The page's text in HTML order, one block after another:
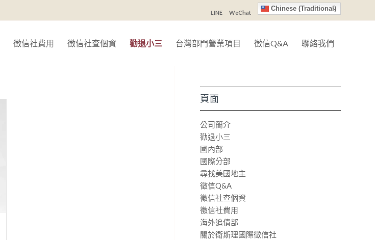
LINE WeChat
Chinese (Traditional)
徵信社費用 徵信社查個資 勸退小三 台灣部門營業項目 徵信Q&A 聯絡我們
頁面
公司簡介
勸退小三
國內部
國際分部
尋找美國地主
徵信Q&A
徵信社查個資
徵信社費用
海外追債部
關於衛斯理國際徵信社